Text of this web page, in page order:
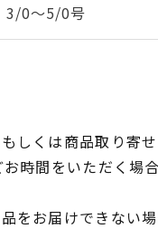
3/0～5/0号
しくは商品取り寄せ
時間をいただく場
をお届けできない